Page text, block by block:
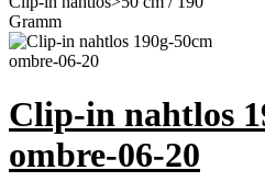
Clip-in nahtlos
ombre-06-20